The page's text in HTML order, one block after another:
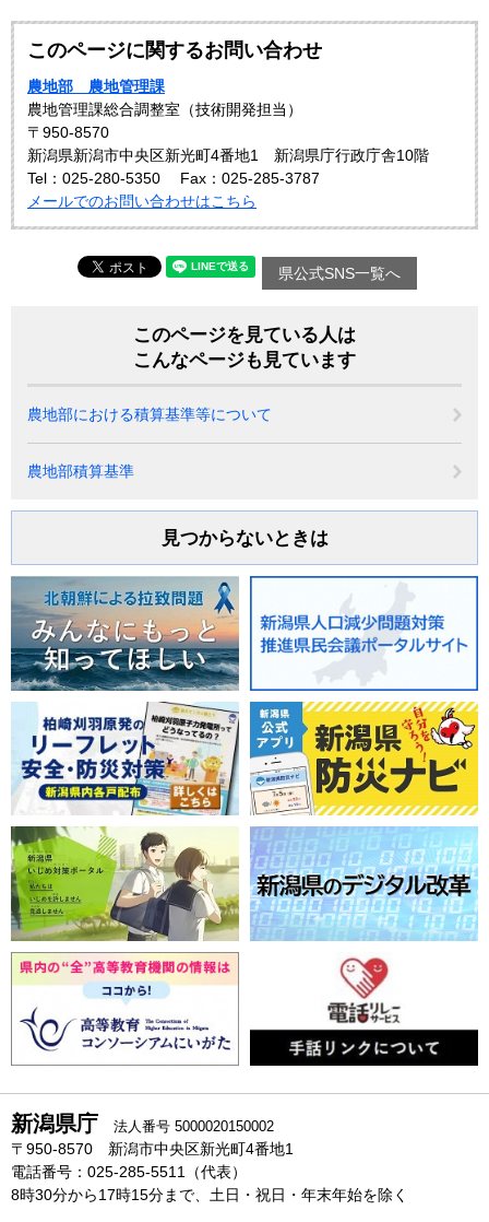
このページに関するお問い合わせ
農地部 農地管理課
農地管理課総合調整室（技術開発担当）
〒950-8570
新潟県新潟市中央区新光町4番地1 新潟県庁行政庁舎10階
Tel：025-280-5350
Fax：025-285-3787
メールでのお問い合わせはこちら
県公式SNS一覧へ
このページを見ている人は
こんなページも見ています
農地部における積算基準等について
農地部積算基準
見つからないときは
新潟県庁 法人番号 5000020150002
〒950-8570 新潟市中央区新光町4番地1
電話番号：025-285-5511（代表）
8時30分から17時15分まで、土日・祝日・年末年始を除く